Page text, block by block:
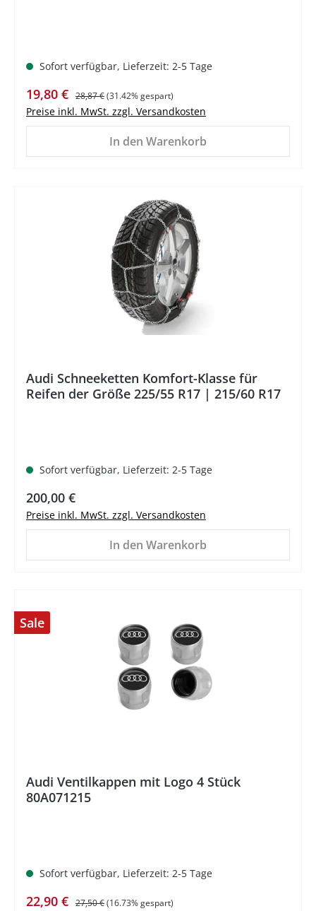
Sofort verfügbar, Lieferzeit: 2-5 Tage
Verkaufspreis:
19,80 € Regulärer Preis:
28,87 €(31.42% gespart)
Preise inkl. MwSt. zzgl. Versandkosten
In den Warenkorb
Audi Schneeketten Komfort-Klasse für
Reifen der Größe 225/55 R17 | 215/60 R17
Sofort verfügbar, Lieferzeit: 2-5 Tage
Regulärer Preis:
200,00 €
Preise inkl. MwSt. zzgl. Versandkosten
In den Warenkorb
Sale
Audi Ventilkappen mit Logo 4 Stück
80A071215
Sofort verfügbar, Lieferzeit: 2-5 Tage
Verkaufspreis:
22,90 € Regulärer Preis:
27,50 €(16.73% gespart)